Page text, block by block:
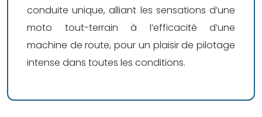
conduite unique, alliant les sensations d’une
moto tout-terrain à l’efficacité d’une
machine de route, pour un plaisir de pilotage
intense dans toutes les conditions.